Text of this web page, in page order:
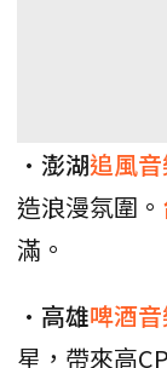
• 澎湖追風
造浪漫氛圍。
滿。
• 高雄啤酒
星，帶來高